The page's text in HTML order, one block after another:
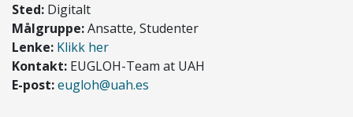
Sted: Digitalt
Målgruppe:Ansatte, Studenter
Lenke: Klikk her
Kontakt: EUGLOH-Team at UAH
E-post:eugloh@uah.es